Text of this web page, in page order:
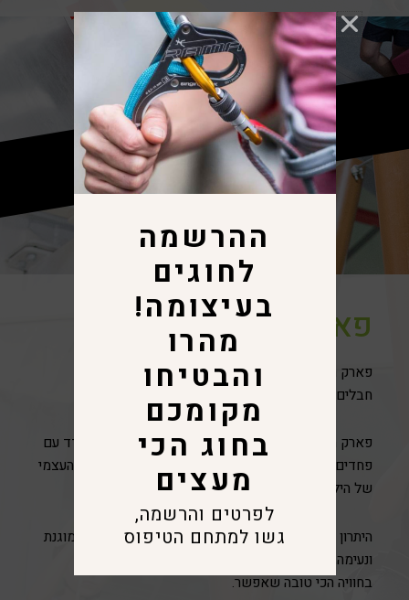
פארק חבלים:
פארק החבלים ממוקם בתוך מתחם הילדים, והינו פארק
חבלים אתגרי, ומתאים לכל הגילאים ולכל הרמות.
פארק החבלים מציג אתגרים רבים ואת היכולת להתמודד עם
פחדים ואתגרי גובה, ההתמודדות מעצימה את הביטחון העצמי
של הילדים ומבוגרים כאחד.
היתרון העצום של פארק החבלים שנמצא בתוך סביבה מוגנת
ונעימה, אין צורך בלהתמודד עם מזג האוויר, עסוקים רק
בחוויה הכי טובה שאפשר.
ההרשמה
לחוגים
בעיצומה!
מהרו
והבטיחו
מקומכם
בחוג הכי
מעצים
לפרטים והרשמה,
גשו למתחם הטיפוס